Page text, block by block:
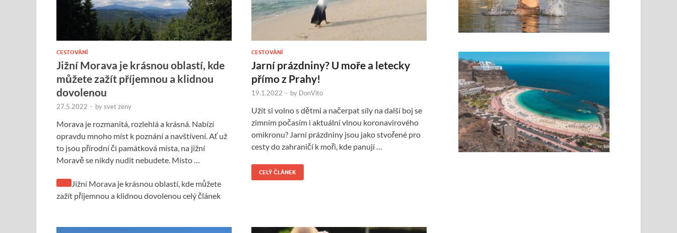
CESTOVÁNÍ
Jižní Morava je krásnou oblastí, kde
můžete zažít příjemnou a klidnou
dovolenou
27.5.2022 - bysvet zeny
Morava je rozmanitá, rozlehlá a krásná. Nabízí
opravdu mnoho míst k poznání a navštívení. Ať už
to jsou přírodní či památková místa, na jižní
Moravě se nikdy nudit nebudete. Místo …
Jižní Morava je krásnou oblastí, kde můžete
zažít příjemnou a klidnou dovolenou celý článek
CESTOVÁNÍ
Jarní prázdniny? U moře a letecky
přímo z Prahy!
19.1.2022 - by DonVito
Užít si volno s dětmi a načerpat síly na další boj se
zimním počasím i aktuální vlnou koronavirového
omikronu? Jarní prázdniny jsou jako stvořené pro
cesty do zahraničí k moři, kde panují …
CELÝ ČLÁNEK